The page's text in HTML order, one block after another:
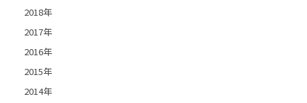
2018年
2017年
2016年
2015年
2014年